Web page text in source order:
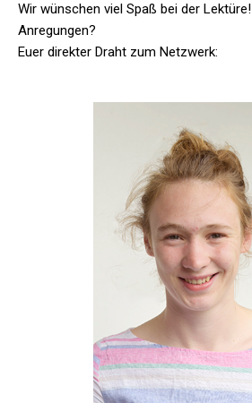
Wir wünschen viel Spaß bei der Lektüre!
Anregungen?
Euer direkter Draht zum Netzwerk: